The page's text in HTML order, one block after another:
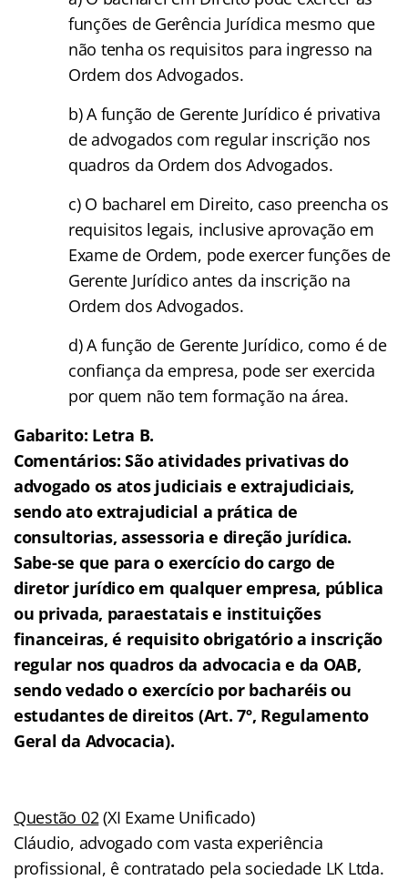
funções de Gerência Jurídica mesmo que
não tenha os requisitos para ingresso na
Ordem dos Advogados.
b) A função de Gerente Jurídico é privativa
de advogados com regular inscrição nos
quadros da Ordem dos Advogados.
c) O bacharel em Direito, caso preencha os
requisitos legais, inclusive aprovação em
Exame de Ordem, pode exercer funções de
Gerente Jurídico antes da inscrição na
Ordem dos Advogados.
d) A função de Gerente Jurídico, como é de
confiança da empresa, pode ser exercida
por quem não tem formação na área.
Gabarito: Letra B.
Comentários: São atividades privativas do
advogado os atos judiciais e extrajudiciais,
sendo ato extrajudicial a prática de
consultorias, assessoria e direção jurídica.
Sabe-se que para o exercício do cargo de
diretor jurídico em qualquer empresa, pública
ou privada, paraestatais e instituições
financeiras, é requisito obrigatório a inscrição
regular nos quadros da advocacia e da OAB,
sendo vedado o exercício por bacharéis ou
estudantes de direitos (Art. 7º, Regulamento
Geral da Advocacia).
Questão 02(XI Exame Unificado)
Cláudio, advogado com vasta experiência
profissional, ê contratado pela sociedade LK Ltda.